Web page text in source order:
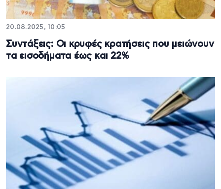
20.08.2025, 10:05
Συντάξεις: Οι κρυφές κρατήσεις που μειώνουν
τα εισοδήματα έως και 22%